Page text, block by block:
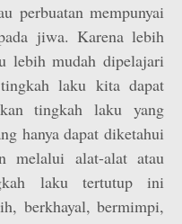
perbuatan mempunyai
jiwa. Karena lebih
lebih mudah dipelajari
laku kita dapat
tingkah laku yang
hanya dapat diketahui
melalui alat-alat atau
laku tertutup ini
berkhayal, bermimpi,